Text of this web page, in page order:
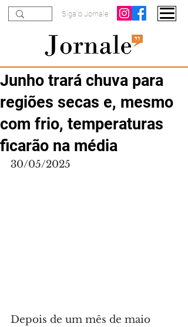
Siga o Jornale
Junho trará chuva para
regiões secas e, mesmo
com frio, temperaturas
ficarão na média
30/05/2025
Depois de um mês de maio